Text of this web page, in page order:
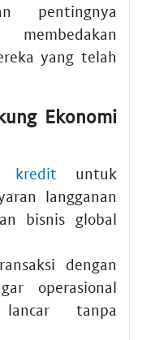
pentingnya
yang telah
Ekonomi
kredit untuk
langganan
bisnis global
dengan
operasional
tanpa